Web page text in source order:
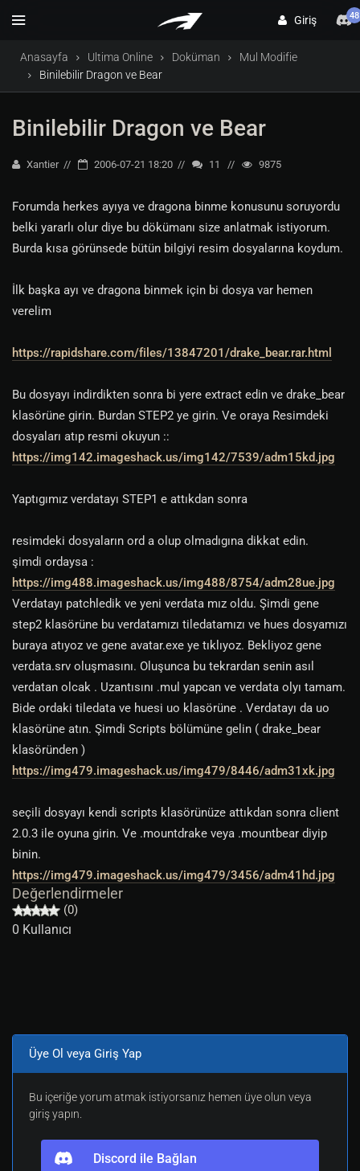
Giriş 48
Anasayfa Ultima Online Doküman
Mul Modifie
Binilebilir Dragon ve Bear
Binilebilir Dragon ve Bear
Xantier 2006-07-21 18:20 11 9875
Forumda herkes ayıya ve dragona binme konusunu soruyordu
belki yararlı olur diye bu dökümanı size anlatmak istiyorum.
Burda kısa görünsede bütün bilgiyi resim dosyalarına koydum.
İlk başka ayı ve dragona binmek için bi dosya var hemen
verelim
https://rapidshare.com/files/13847201/drake_bear.rar.html
Bu dosyayı indirdikten sonra bi yere extract edin ve drake_bear
klasörüne girin. Burdan STEP2 ye girin. Ve oraya Resimdeki
dosyaları atıp resmi okuyun ::
https://img142.imageshack.us/img142/7539/adm15kd.jpg
Yaptıgımız verdatayı STEP1 e attıkdan sonra
resimdeki dosyaların ord a olup olmadıgına dikkat edin.
şimdi ordaysa :
https://img488.imageshack.us/img488/8754/adm28ue.jpg
Verdatayı patchledik ve yeni verdata mız oldu. Şimdi gene
step2 klasörüne bu verdatamızı tiledatamızı ve hues dosyamızı
buraya atıyoz ve gene avatar.exe ye tıklıyoz. Bekliyoz gene
verdata.srv oluşmasını. Oluşunca bu tekrardan senin asıl
verdatan olcak . Uzantısını .mul yapcan ve verdata olyı tamam.
Bide ordaki tiledata ve huesi uo klasörüne . Verdatayı da uo
klasörüne atın. Şimdi Scripts bölümüne gelin ( drake_bear
klasöründen )
https://img479.imageshack.us/img479/8446/adm31xk.jpg
seçili dosyayı kendi scripts klasörünüze attıkdan sonra client
2.0.3 ile oyuna girin. Ve .mountdrake veya .mountbear diyip
binin.
https://img479.imageshack.us/img479/3456/adm41hd.jpg
Değerlendirmeler
(0)
0 Kullanıcı
Üye Ol veya Giriş Yap
Bu içeriğe yorum atmak istiyorsanız hemen üye olun veya
giriş yapın.
Discord ile Bağlan